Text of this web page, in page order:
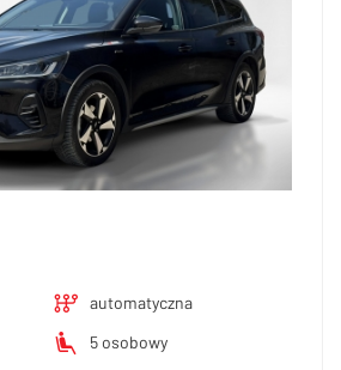
automatyczna
5 osobowy